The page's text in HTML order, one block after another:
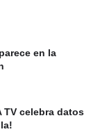
en la
TV celebra datos